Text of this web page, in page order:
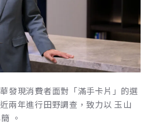
發現消費者面對「滿手卡片」的選
兩年進行田野調查，致力以 玉山
。